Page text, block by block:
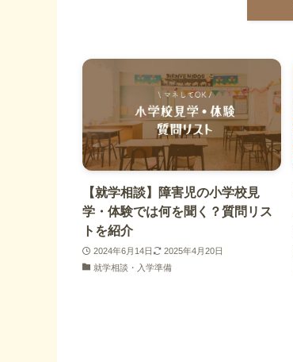
【就学相談】障害児の小学校見
学・体験では何を聞く？質問リス
トを紹介
2024年6月14日
2025年4月20日
就学相談・入学準備